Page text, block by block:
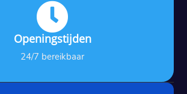

Openingstijden
24/7 bereikbaar